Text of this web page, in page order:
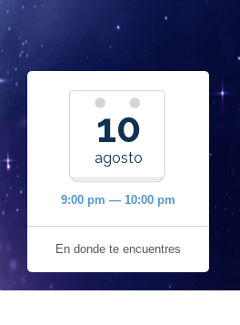
10
agosto
9:00 pm — 10:00 pm
En donde te encuentres